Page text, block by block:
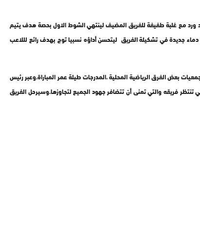
تزنيت، حمزة الحسني في الدقيقة 28 ،وظلت باقي مجريا ت الشوط الاول بين أخد ورد مع غلبة طفيفة للفريق المضيف لينتهي الشوط الاول بحصة هدف يتيم
جديدة في تشكيلة الفريق ليتحسن أداؤه نسبيا توج بهدف رائع لللاعب
بعض الفرق الرياضية المحلية ،المدرجات طيلة عمر المباراة.وعبر رئيس
فريقه والتي تمنى أن تتضافر جهود الجميع لتجاوزها.وسيرحل الفريق